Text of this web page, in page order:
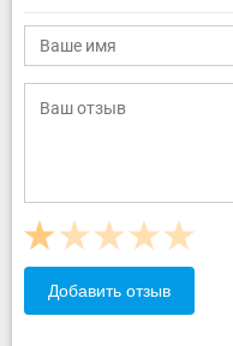
Добавить отзыв